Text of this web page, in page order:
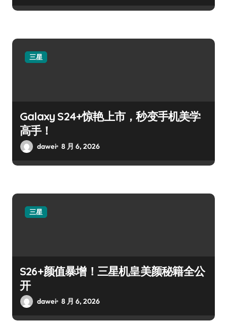
三星
Galaxy S24+惊艳上市，秒变手机美学
高手！
dawei 8 月 6, 2026
三星
S26+颜值暴增！三星机皇美颜秘籍全公
开
dawei 8 月 6, 2026